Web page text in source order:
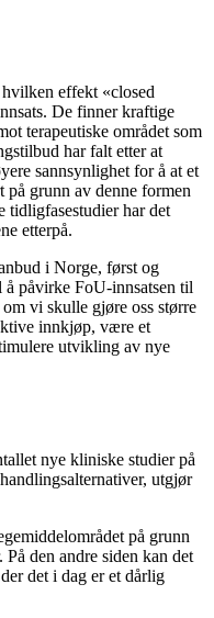
effekt «closed
De finner kraftige
terapeutiske området som
har falt etter at
sannsynlighet for å at et
grunn av denne formen
tidligfasestudier har det
etterpå.
i Norge, først og
påvirke FoU-innsatsen til
vi skulle gjøre oss større
innkjøp, være et
utvikling av nye
nye kliniske studier på
utgjør
på grunn
den andre siden kan det
det i dag er et dårlig